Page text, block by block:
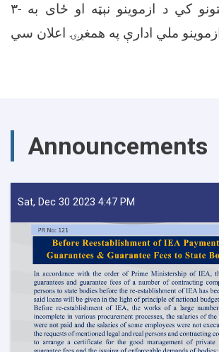
۳- په مرکز او ولایتونو کي د ازموینو نېټه او ځای به
Announcements
Sat, Dec 30 2023 4:47 PM